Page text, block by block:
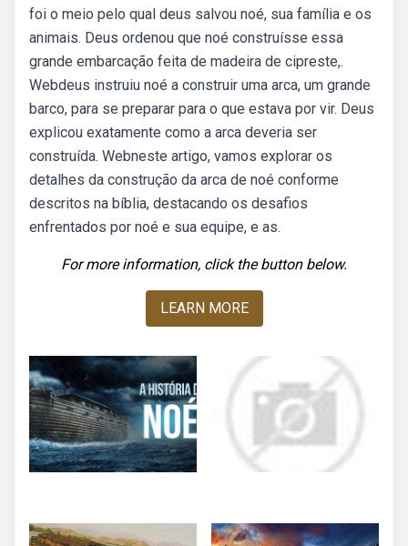
foi o meio pelo qual deus salvou noé, sua família e os
animais. Deus ordenou que noé construísse essa
grande embarcação feita de madeira de cipreste,.
Webdeus instruiu noé a construir uma arca, um grande
barco, para se preparar para o que estava por vir. Deus
explicou exatamente como a arca deveria ser
construída. Webneste artigo, vamos explorar os
detalhes da construção da arca de noé conforme
descritos na bíblia, destacando os desafios
enfrentados por noé e sua equipe, e as.
For more information, click the button below.
LEARN MORE